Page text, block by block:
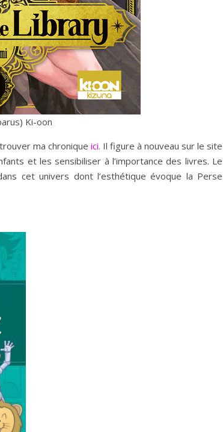
Ki-oon
ma chronique ici. Il figure à nouveau sur le site
et les sensibiliser à l’importance des livres. Le
cet univers dont l’esthétique évoque la Perse